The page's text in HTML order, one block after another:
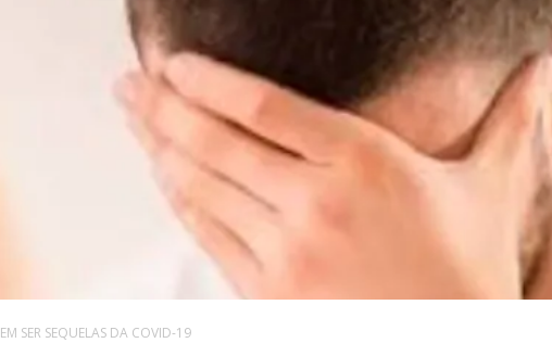
SER SEQUELAS DA COVID-19